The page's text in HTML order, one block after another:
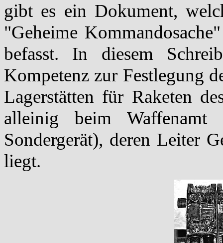
gibt es ein Dokument,
"Geheime
befasst. In diesem
Kompetenz zur Festlegung
Lagerstätten für Raketen
alleinig beim
Sondergerät), deren Leiter
liegt.